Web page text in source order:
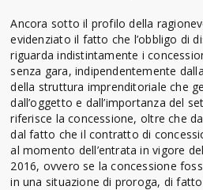
Ancora sotto il profilo della
evidenziato il fatto che l’obbligo di
riguarda indistintamente i
senza gara, indipendentemente
della struttura imprenditoriale che
dall’oggetto e dall’importanza del
riferisce la concessione, oltre che
dal fatto che il contratto di
al momento dell’entrata in vigore
2016, ovvero se la concessione
in una situazione di proroga, di